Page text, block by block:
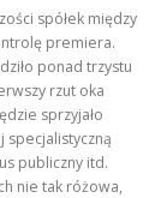
spółek między
premiera.
ponad trzystu
rzut oka
sprzyjało
specjalistyczną
publiczny itd.
nie tak różowa,